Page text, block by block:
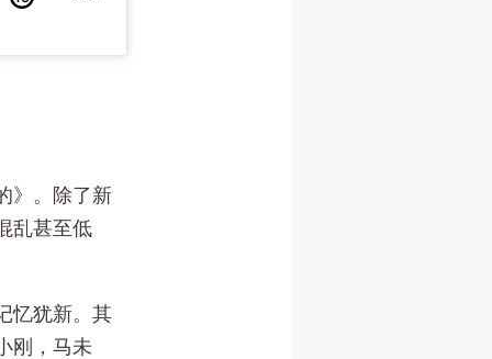
》。除了新
乱甚至低
忆犹新。其
刚，马未